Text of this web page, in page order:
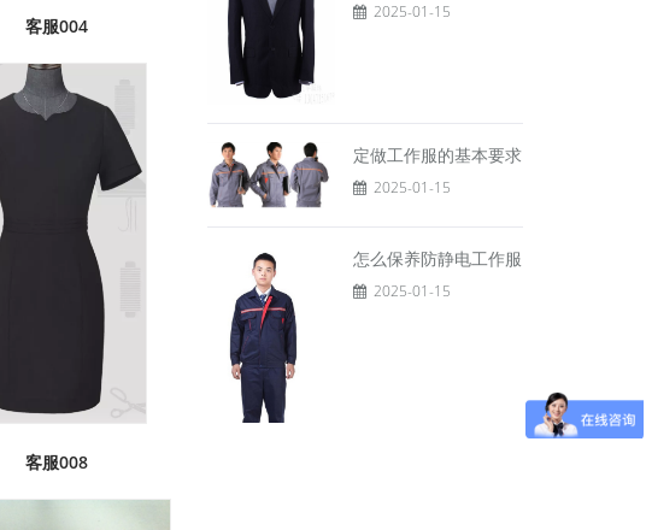
客服004
客服008
2025-01-15
定做工作服的基本要求
2025-01-15
怎么保养防静电工作服
2025-01-15